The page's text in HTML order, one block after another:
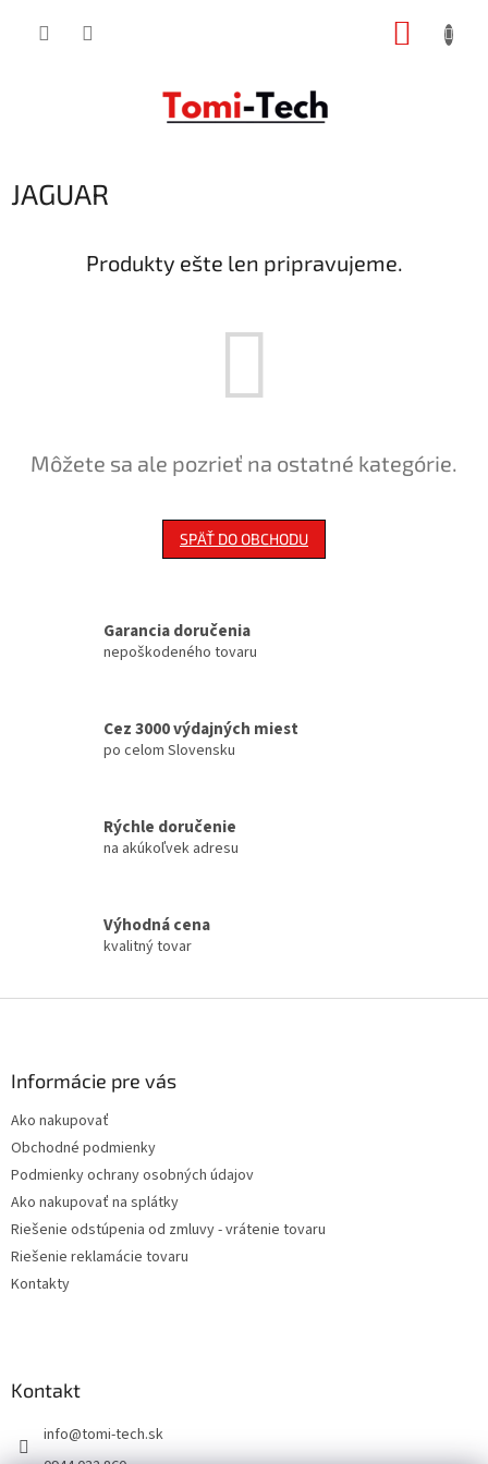
JAGUAR
Produkty ešte len pripravujeme.
Môžete sa ale pozrieť na ostatné kategórie.
SPÄŤ DO OBCHODU
Garancia doručenia
nepoškodeného tovaru
Cez 3000 výdajných miest
po celom Slovensku
Rýchle doručenie
na akúkoľvek adresu
Výhodná cena
kvalitný tovar
Informácie pre vás
Ako nakupovať
Obchodné podmienky
Podmienky ochrany osobných údajov
Ako nakupovať na splátky
Riešenie odstúpenia od zmluvy - vrátenie tovaru
Riešenie reklamácie tovaru
Kontakty
Kontakt
info@tomi-tech.sk